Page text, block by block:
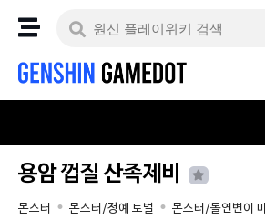
용암 껍질 산족제비
몬스터 몬스터/정예 토벌 몬스터/돌연변이